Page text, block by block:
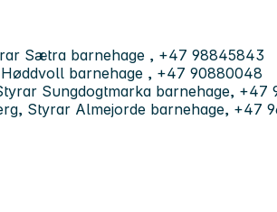
Sætra barnehage , +47 98845843
barnehage , +47 90880048
Sungdogtmarka barnehage, +47
Styrar Almejorde barnehage, +47